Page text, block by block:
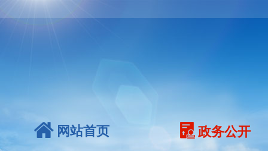
网站首页 政务公开